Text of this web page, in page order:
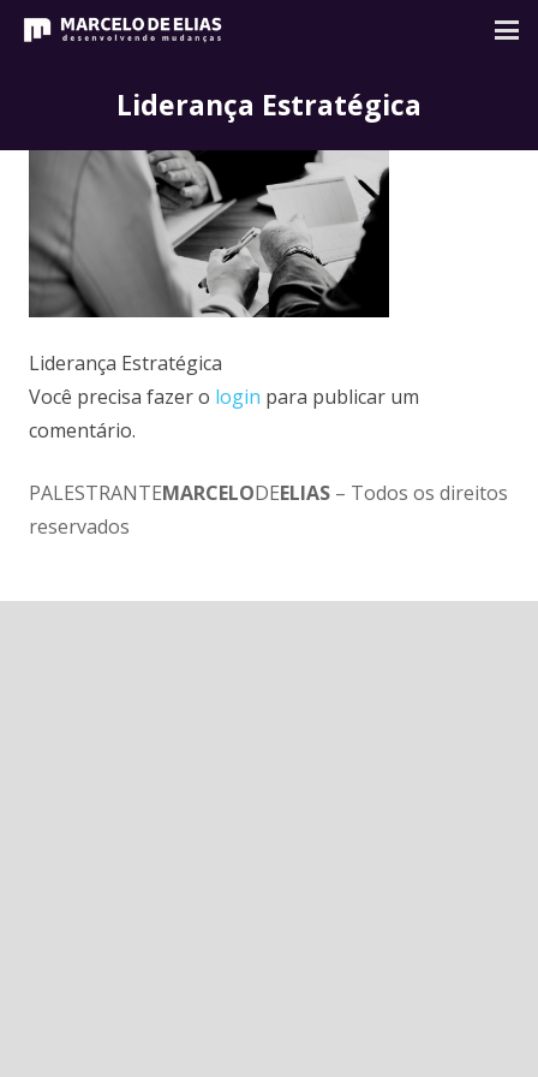
Liderança Estratégica
Liderança Estratégica
Você precisa fazer o login para publicar um
comentário.
PALESTRANTEMARCELODEELIAS – Todos os direitos
reservados